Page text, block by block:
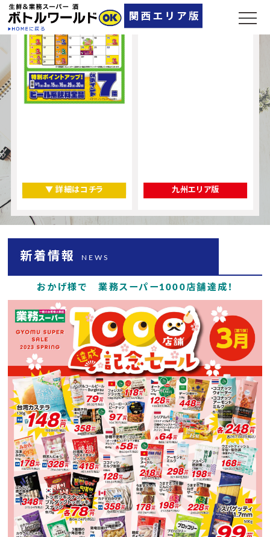
▼ 詳細はコチラ
▼ 店舗一覧
九州エリア版
新着情報 NEWS
おかげ様で 業務スーパー1000店舗達成！